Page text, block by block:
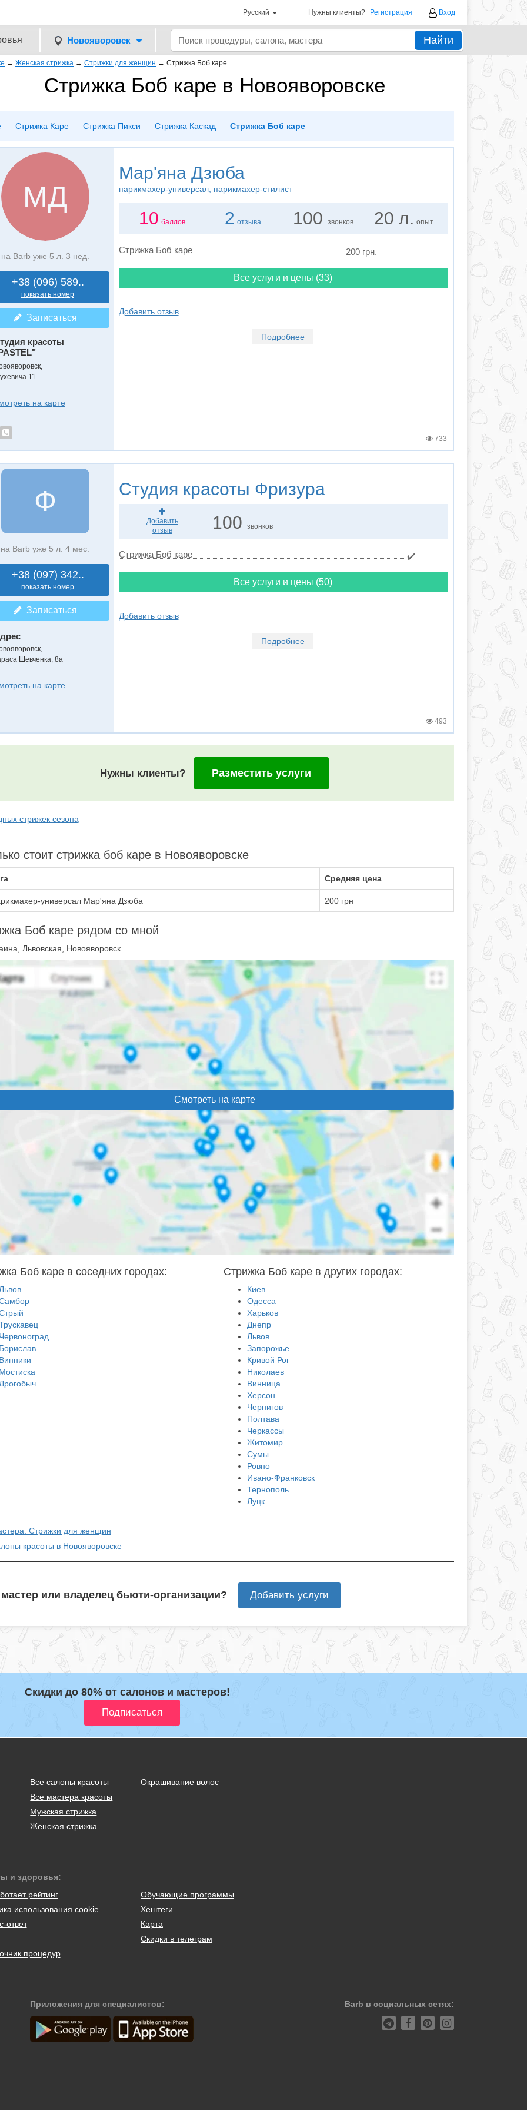
Русский Нужны клиенты? Регистрация Вход
Новояворовск Найти
→ Женская стрижка → Стрижки для женщин → Стрижка Боб каре
Стрижка Боб каре в Новояворовске
Стрижка Каре Стрижка Пикси Стрижка Каскад Стрижка Боб каре
МД
на Barb уже 5 л. 3 нед.
+38 (096) 589..
показать номер
Записаться
красоты
11
на карте
Мар'яна Дзюба
парикмахер-универсал, парикмахер-стилист
10 баллов 2 отзыва 100 звонков 20 л. опыт
Стрижка Боб каре 200 грн.
Все услуги и цены (33)
Добавить отзыв
Подробнее
733
Ф
на Barb уже 5 л. 4 мес.
+38 (097) 342..
показать номер
Записаться
,
Шевченка, 8а
на карте
Студия красоты Фризура
Добавить
отзыв
100звонков
Стрижка Боб каре ✔️
Все услуги и цены (50)
Добавить отзыв
Подробнее
493
Нужны клиенты? Разместить услуги
стрижек сезона
стоит стрижка боб каре в Новояворовске
Средняя цена
универсал Мар'яна Дзюба 200 грн
Боб каре рядом со мной
Львовская, Новояворовск
Смотреть на карте
Боб каре в соседних городах: Стрижка Боб каре в других городах:
Киев
Одесса
Харьков
Днепр
Львов
Запорожье
Кривой Рог
Николаев
Винница
Херсон
Чернигов
Полтава
Черкассы
Житомир
Сумы
Ровно
Ивано-Франковск
Тернополь
Луцк
Стрижки для женщин
красоты в Новояворовске
или владелец бьюти-организации? Добавить услуги
Скидки до 80% от салонов и мастеров!
Все салоны красоты
Все мастера красоты
Мужская стрижка
Женская стрижка
Окрашивание волос
и здоровья:
рейтинг
использования cookie
ответ
процедур
Обучающие программы
Хештеги
Карта
Скидки в телеграм
Приложения для специалистов: Barb в социальных сетях: